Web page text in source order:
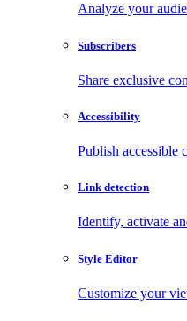
Analyze your
Subscribers
Share exclusive
Accessibility
Publish accessible
Link detection
Identify, activate
Style Editor
Customize your